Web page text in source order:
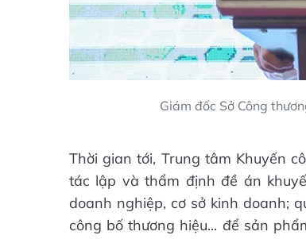
Giám đốc Sở Công
Thời gian tới, Trung tâm Khuyến
tác lập và thẩm định đề án
doanh nghiệp, cơ sở kinh doanh;
công bố thương hiệu... để sản